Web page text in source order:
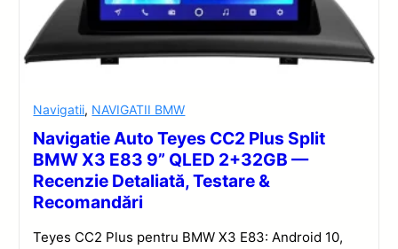
Navigatii, NAVIGATII BMW
Navigatie Auto Teyes CC2 Plus Split
BMW X3 E83 9” QLED 2+32GB —
Recenzie Detaliată, Testare &
Recomandări
Teyes CC2 Plus pentru BMW X3 E83: Android 10,